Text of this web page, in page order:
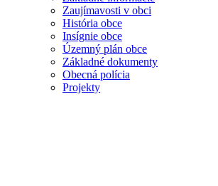
Zaujímavosti v obci
História obce
Insígnie obce
Územný plán obce
Základné dokumenty
Obecná polícia
Projekty